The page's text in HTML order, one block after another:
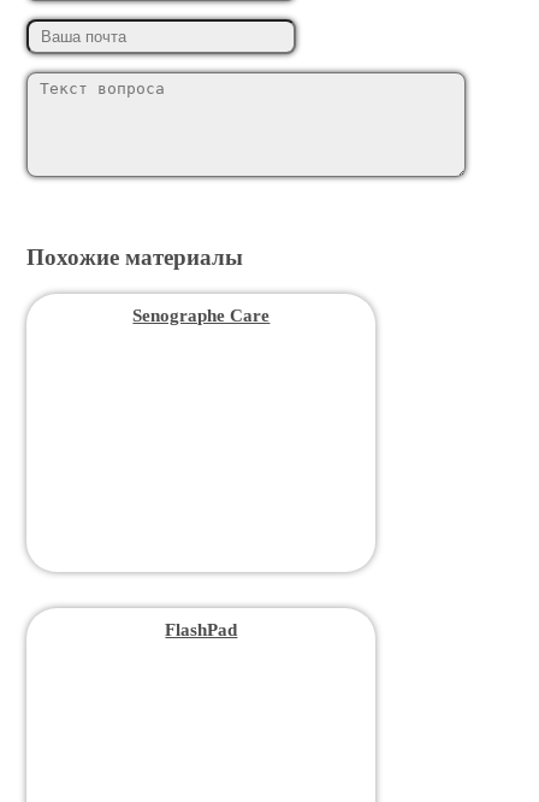
Похожие материалы
Senographe Care
FlashPad